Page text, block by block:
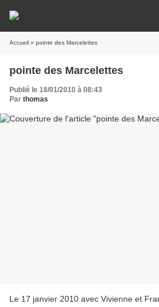
Accueil » pointe des Marcelettes
pointe des Marcelettes
Publié le 18/01/2010 à 08:43
Par thomas
Le 17 janvier 2010 avec Vivienne et